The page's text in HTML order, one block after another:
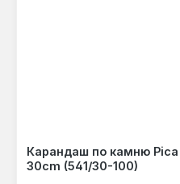
Карандаш по камню
30cm (541/30-100)